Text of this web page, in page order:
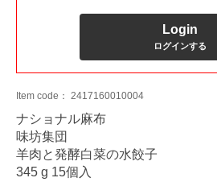
Login
ログインする
Item code： 2417160010004
ナショナル麻布
味坊集団
羊肉と発酵白菜の水餃子
345 g 15個入